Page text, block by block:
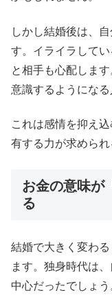
しかし結婚後は、
す。イライラして
と相手も心配します
意識するようになる
これは感情を抑え
有する力が求められ
お金の意味が
る
結婚で大きく変わ
ます。独身時代は
中心だったでしょう